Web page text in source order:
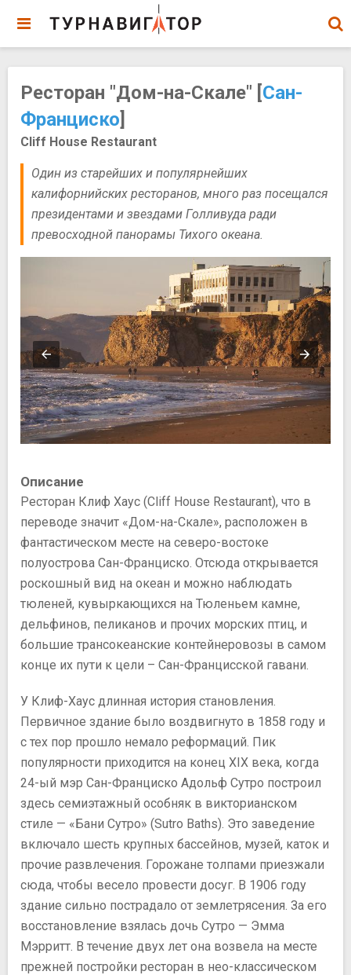
Ресторан "Дом-на-Скале" [Сан-
Франциско]
Cliff House Restaurant
Один из старейших и популярнейших
калифорнийских ресторанов, много раз посещался
президентами и звездами Голливуда ради
превосходной панорамы Тихого океана.
Описание
Ресторан Клиф Хаус (Cliff House Restaurant), что в
переводе значит «Дом-на-Скале», расположен в
фантастическом месте на северо-востоке
полуострова Сан-Франциско. Отсюда открывается
роскошный вид на океан и можно наблюдать
тюленей, кувыркающихся на Тюленьем камне,
дельфинов, пеликанов и прочих морских птиц, и
большие трансокеанские контейнеровозы в самом
конце их пути к цели – Cан-Францисской гавани.
У Клиф-Хаус длинная история становления.
Первичное здание было воздвигнуто в 1858 году и
с тех пор прошло немало реформаций. Пик
популярности приходится на конец XIX века, когда
24-ый мэр Сан-Франциско Адольф Сутро построил
здесь семиэтажный особняк в викторианском
стиле — «Бани Сутро» (Sutro Baths). Это заведение
включало шесть крупных бассейнов, музей, каток и
прочие развлечения. Горожане толпами приезжали
сюда, чтобы весело провести досуг. В 1906 году
здание сильно пострадало от землетрясения. За его
восстановление взялась дочь Сутро — Эмма
Мэрритт. В течение двух лет она возвела на месте
прежней постройки ресторан в нео-классическом